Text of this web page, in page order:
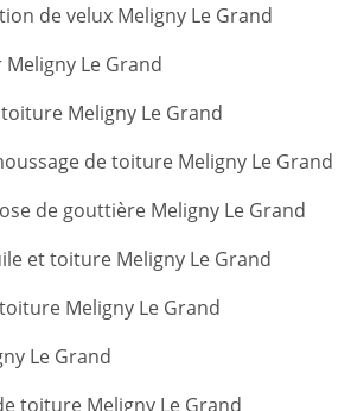
de velux Meligny Le Grand
Le Grand
Meligny Le Grand
de toiture Meligny Le Grand
de gouttière Meligny Le Grand
et toiture Meligny Le Grand
Meligny Le Grand
Le Grand
toiture Meligny Le Grand